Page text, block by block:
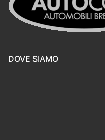
DOVE SIAMO